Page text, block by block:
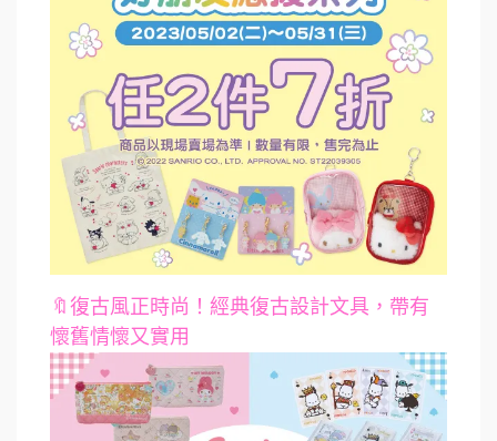
🔖復古風正時尚！經典復古設計文具，帶有
懷舊情懷又實用